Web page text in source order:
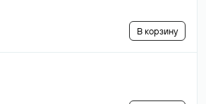
В корзину